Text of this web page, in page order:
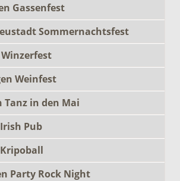
Gassenfest
Sommernachtsfest
Weinfest
Tanz in den Mai
Pub
Party Rock Night